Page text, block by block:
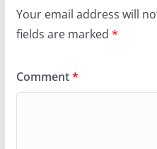
Your email address will
fields are marked *
Comment*